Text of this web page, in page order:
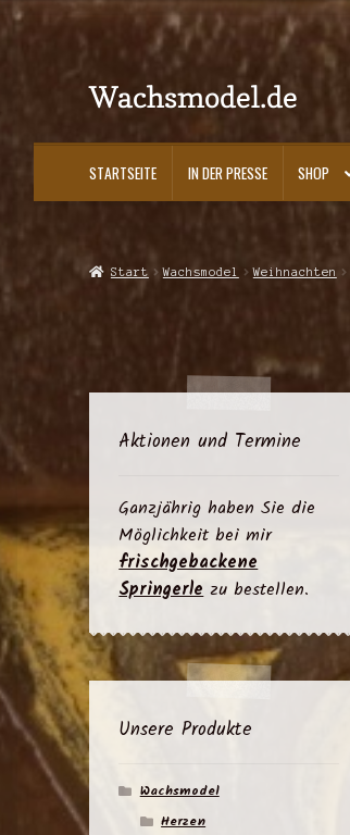
Zur
Navigation
Zum
Inhalt
Wachsmodel.de
STARTSEITE IN DER PRESSE SHOP
Start Wachsmodel Weihnachten
Aktionen und Termine
Ganzjährig haben Sie die
Möglichkeit bei mir
frischgebackene
Springerlezu bestellen.
Unsere Produkte
Wachsmodel
Herzen